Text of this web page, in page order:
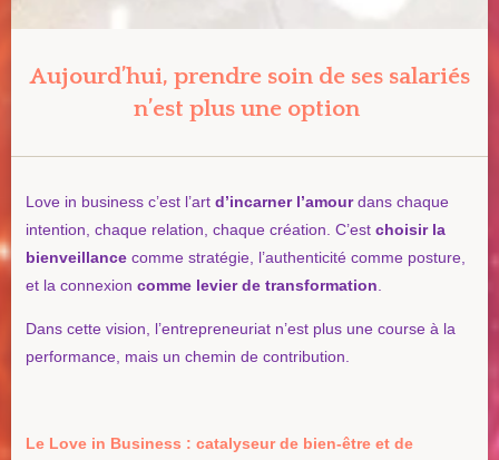
Aujourd’hui, prendre soin de ses salariés
n’est plus une option
Love in business c’est l’art d’incarner l’amourdans chaque
intention, chaque relation, chaque création. C’est choisir la
bienveillance comme stratégie, l’authenticité comme posture,
et la connexion comme levier de transformation
Dans cette vision, l’entrepreneuriat n’est plus une course à la
performance, mais un chemin de contribution.
Le Love in Business : catalyseur de bien-être et de